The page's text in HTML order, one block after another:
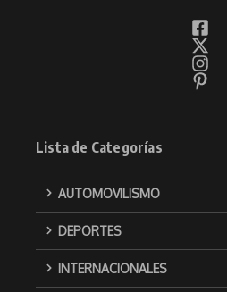
Lista de Categorías
AUTOMOVILISMO
DEPORTES
INTERNACIONALES